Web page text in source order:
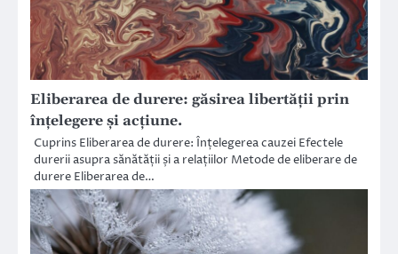
Eliberarea de durere: găsirea libertății prin
înțelegere și acțiune.
Cuprins Eliberarea de durere: Înțelegerea cauzei Efectele
durerii asupra sănătății și a relațiilor Metode de eliberare de
durere Eliberarea de…